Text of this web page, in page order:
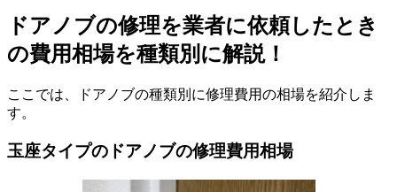
ドアノブの修理を業者に依頼したとき
の費用相場を種類別に解説！
ここでは、ドアノブの種類別に修理費用の相場を紹介しま
す。
玉座タイプのドアノブの修理費用相場